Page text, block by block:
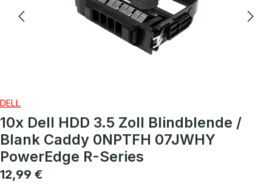
DELL
10x Dell HDD 3.5 Zoll Blindblende /
Blank Caddy 0NPTFH 07JWHY
PowerEdge R-Series
Regulärer Preis:
12,99 €